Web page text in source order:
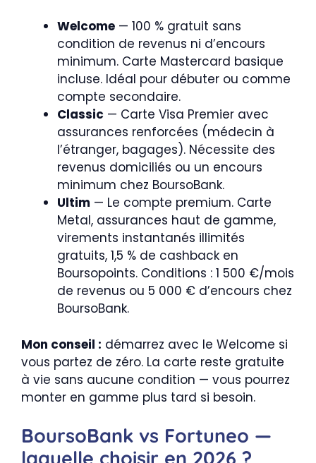
Welcome — 100 % gratuit sans
condition de revenus ni d’encours
minimum. Carte Mastercard basique
incluse. Idéal pour débuter ou comme
compte secondaire.
Classic — Carte Visa Premier avec
assurances renforcées (médecin à
l’étranger, bagages). Nécessite des
revenus domiciliés ou un encours
minimum chez BoursoBank.
Ultim — Le compte premium. Carte
Metal, assurances haut de gamme,
virements instantanés illimités
gratuits, 1,5 % de cashback en
Boursopoints. Conditions : 1 500 €/mois
de revenus ou 5 000 € d’encours chez
BoursoBank.
Mon conseil : démarrez avec le Welcome si
vous partez de zéro. La carte reste gratuite
à vie sans aucune condition — vous pourrez
monter en gamme plus tard si besoin.
BoursoBank vs Fortuneo —
laquelle choisir en 2026 ?